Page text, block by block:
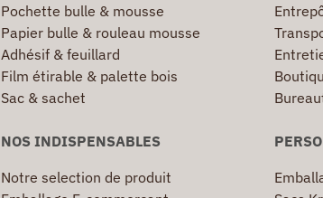
Pochette bulle & mousse
Papier bulle & rouleau mousse
Adhésif & feuillard
Film étirable & palette bois
Sac & sachet
NOS INDISPENSABLES
Notre selection de produit